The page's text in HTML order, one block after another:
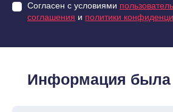
Согласен с условиями
соглашения и политики
Информация была